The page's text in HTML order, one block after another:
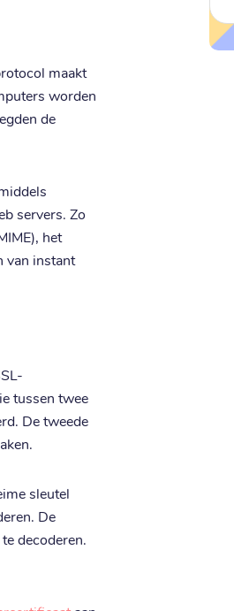
maakt
worden
de
servers. Zo
het
van instant
tussen twee
De tweede
sleutel
De
decoderen.